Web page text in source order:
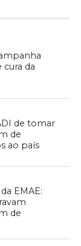
da
de tomar
de
ao país
EMAE:
de